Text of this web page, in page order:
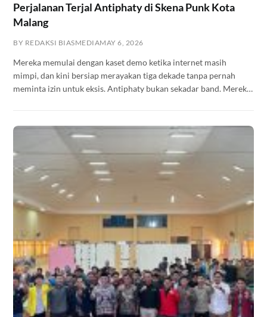
Perjalanan Terjal Antiphaty di Skena Punk Kota
Malang
BY REDAKSI BIASMEDIAMAY 6, 2026
Mereka memulai dengan kaset demo ketika internet masih
mimpi, dan kini bersiap merayakan tiga dekade tanpa pernah
meminta izin untuk eksis. Antiphaty bukan sekadar band. Mereka